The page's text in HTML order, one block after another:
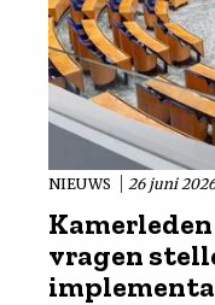
NIEUWS 26 juni 2026
vragen